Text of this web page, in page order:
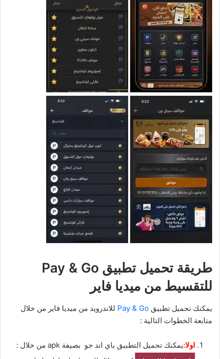
طريقة تحميل تطبيق Pay & Go
للتقسيط من ميديا فاير
يمكنك تحميل تطبيق Pay & Go للاندرويد من ميديا فاير من خلال
متابعة الخطوات التالية :
اولا:يمكنك تحميل التطبيق باي اند جو بصيفة apk من خلال :